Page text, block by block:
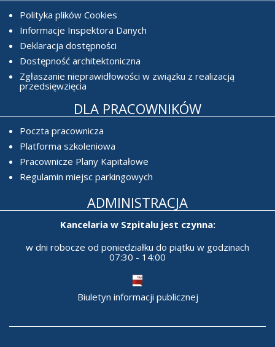
Polityka plików Cookies
Informacje Inspektora Danych
Deklaracja dostępności
Dostępność architektoniczna
Zgłaszanie nieprawidłowości w związku z realizacją
przedsięwzięcia
DLA PRACOWNIKÓW
Poczta pracownicza
Platforma szkoleniowa
Pracownicze Plany Kapitałowe
Regulamin miejsc parkingowych
ADMINISTRACJA
Kancelaria w Szpitalu jest czynna:
w dni robocze od poniedziałku do piątku w godzinach
07:30 - 14:00
Biuletyn informacji publicznej